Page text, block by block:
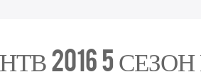
2016 5